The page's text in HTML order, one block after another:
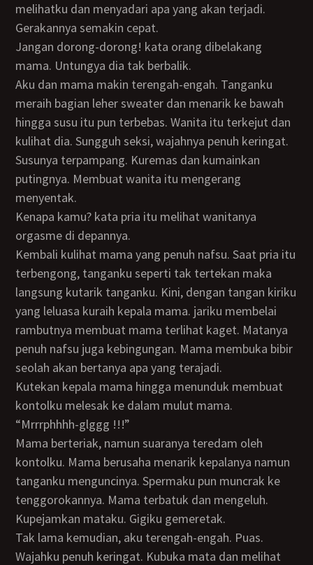
melihatku dan menyadari apa yang akan terjadi.
Gerakannya semakin cepat.
Jangan dorong-dorong! kata orang dibelakang
mama. Untungya dia tak berbalik.
Aku dan mama makin terengah-engah. Tanganku
meraih bagian leher sweater dan menarik ke bawah
hingga susu itu pun terbebas. Wanita itu terkejut dan
kulihat dia. Sungguh seksi, wajahnya penuh keringat.
Susunya terpampang. Kuremas dan kumainkan
putingnya. Membuat wanita itu mengerang
menyentak.
Kenapa kamu? kata pria itu melihat wanitanya
orgasme di depannya.
Kembali kulihat mama yang penuh nafsu. Saat pria itu
terbengong, tanganku seperti tak tertekan maka
langsung kutarik tanganku. Kini, dengan tangan kiriku
yang leluasa kuraih kepala mama. jariku membelai
rambutnya membuat mama terlihat kaget. Matanya
penuh nafsu juga kebingungan. Mama membuka bibir
seolah akan bertanya apa yang terajadi.
Kutekan kepala mama hingga menunduk membuat
kontolku melesak ke dalam mulut mama.
“Mrrrphhhh-glggg !!!”
Mama berteriak, namun suaranya teredam oleh
kontolku. Mama berusaha menarik kepalanya namun
tanganku menguncinya. Spermaku pun muncrak ke
tenggorokannya. Mama terbatuk dan mengeluh.
Kupejamkan mataku. Gigiku gemeretak.
Tak lama kemudian, aku terengah-engah. Puas.
Wajahku penuh keringat. Kubuka mata dan melihat